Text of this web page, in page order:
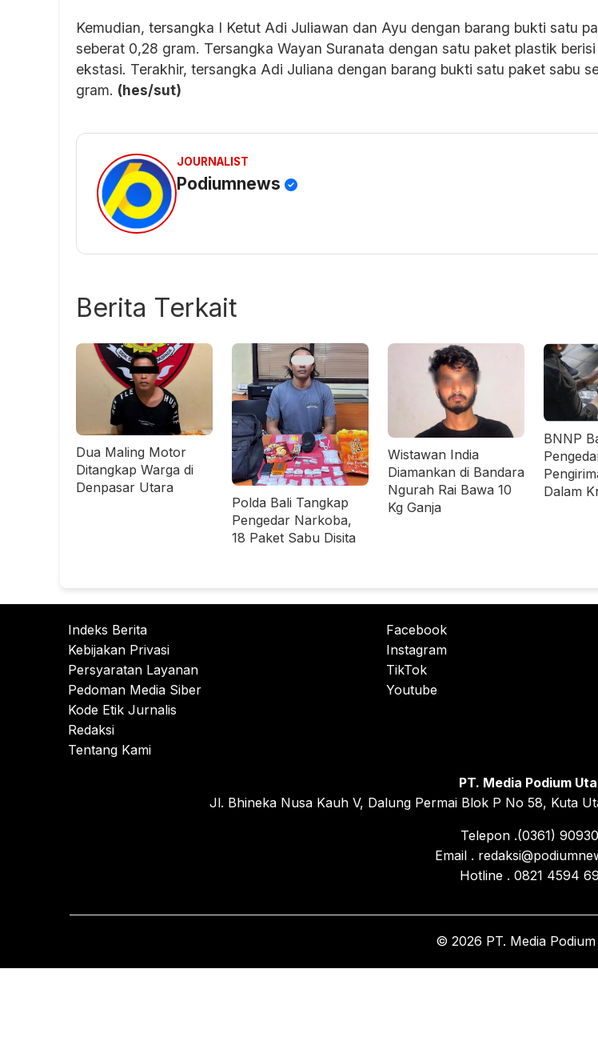
Kemudian, tersangka I Ketut Adi Juliawan dan Ayu dengan barang bukti satu
seberat 0,28 gram. Tersangka Wayan Suranata dengan satu paket plastik
ekstasi. Terakhir, tersangka Adi Juliana dengan barang bukti satu paket sabu
gram. (hes/sut)
JOURNALIST
Podiumnews
Berita Terkait
Dua Maling Motor
Ditangkap Warga di
Denpasar Utara
Polda Bali Tangkap
Pengedar Narkoba,
18 Paket Sabu Disita
Wistawan India
Diamankan di Bandara
Ngurah Rai Bawa 10
Kg Ganja
BNNP
Dalam
Indeks Berita
Kebijakan Privasi
Persyaratan Layanan
Pedoman Media Siber
Kode Etik Jurnalis
Redaksi
Tentang Kami
Facebook
Instagram
TikTok
Youtube
PT. Media Podium
Jl. Bhineka Nusa Kauh V, Dalung Permai Blok P No 58, Kuta
Telepon .(0361)
Email .
Hotline . 0821 4594
© 2026 PT. Media